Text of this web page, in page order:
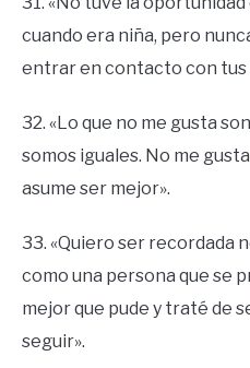
cuando era niña, pero
entrar en contacto con tus
32. «Lo que no me gusta
somos iguales. No me
asume ser mejor».
33. «Quiero ser recordada
como una persona que se
mejor que pude y traté de
seguir».